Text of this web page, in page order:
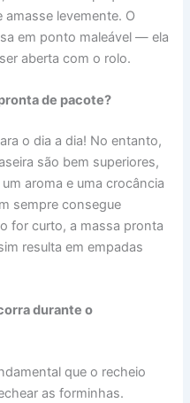
levemente. O
em ponto maleável — ela
aberta com o rolo.
de pacote?
o dia a dia! No entanto,
são bem superiores,
aroma e uma crocância
sempre consegue
for curto, a massa pronta
resulta em empadas
durante o
que o recheio
as forminhas.